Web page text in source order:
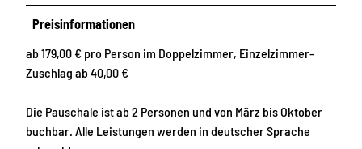
Preisinformationen
ab 179,00 € pro Person im Doppelzimmer, Einzelzimmer-
Zuschlag ab 40,00 €
Die Pauschale ist ab 2 Personen und von März bis Oktober
buchbar. Alle Leistungen werden in deutscher Sprache